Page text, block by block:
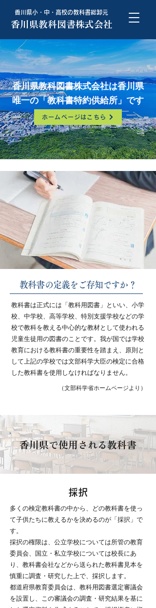
香川県小・中・高校の教科書総卸元
香川県教科図書株式会社
香川県教科図書株式会社は香川県
唯一の「教科書特約供給所」です
ホームページはこちら
教科書の定義をご存知ですか？
教科書は正式には「教科用図書」といい、小学
校、中学校、高等学校、特別支援学校などの学
校で教科を教える中心的な教材として使われる
児童生徒用の図書のことです。我が国では学校
教育における教科書の重要性を踏まえ、原則と
して上記の学校では文部科学大臣の検定に合格
した教科書を使用しなければなりません。
（文部科学省ホームページより）
香川県で使用される教科書
採択
多くの検定教科書の中から、どの教科書を使っ
て子供たちに教えるかを決めるのが「採択」で
す。
採択の権限は、公立学校については所管の教育
委員会、国立・私立学校については校長にあ
り、教科書会社などから送られた教科書見本を
慎重に調査・研究した上で、採択します。
都道府県教育委員会は、教科用図書選定審議会
を設置し、この審議会の調査・研究結果を基に